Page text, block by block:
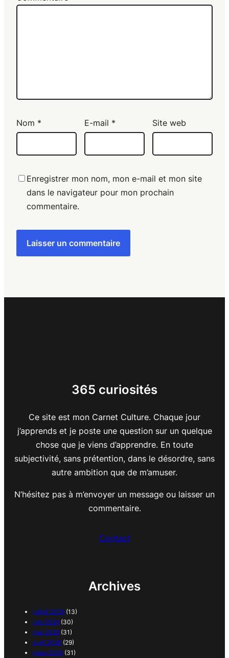
Nom * E-mail * Site web
Enregistrer mon nom, mon e-mail et mon site
dans le navigateur pour mon prochain
commentaire.
365 curiosités
Ce site est mon Carnet Culture. Chaque jour
j’apprends et je poste une question sur un quelque
chose que je viens d’apprendre. En toute
subjectivité, sans prétention, dans le désordre, sans
autre ambition que de m’amuser.
N’hésitez pas à m’envoyer un message ou laisser un
commentaire.
Contact
Archives
juillet 2026 (13)
juin 2026 (30)
mai 2026 (31)
avril 2026 (29)
mars 2026 (31)